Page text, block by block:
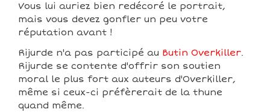
Vous lui auriez bien redécoré le portrait,
mais vous devez gonfler un peu votre
réputation avant !
Rijurde n'a pas participé au Butin Overkiller.
Rijurde se contente d'offrir son soutien
moral le plus fort aux auteurs d'Overkiller,
même si ceux-ci préfèrerait de la thune
quand même.